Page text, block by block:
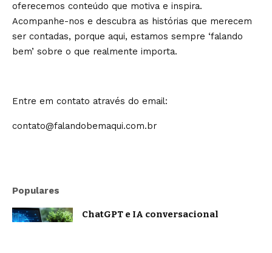
oferecemos conteúdo que motiva e inspira.
Acompanhe-nos e descubra as histórias que merecem
ser contadas, porque aqui, estamos sempre ‘falando
bem’ sobre o que realmente importa.
Entre em contato através do email:
contato@falandobemaqui.com.br
Populares
ChatGPT e IA conversacional